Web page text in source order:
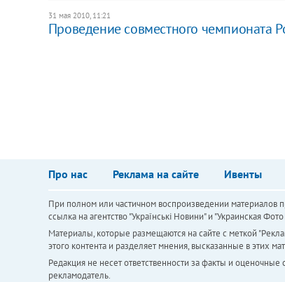
31 мая 2010, 11:21
Проведение совместного чемпионата
Про нас Реклама на сайте Ивенты
При полном или частичном воспроизведении материалов
ссылка на агентство "Українськi Новини" и "Украинская
Материалы, которые размещаются на сайте с меткой
этого контента и разделяет мнения, высказанные в этих
Редакция не несет ответственности за факты и
рекламодатель.